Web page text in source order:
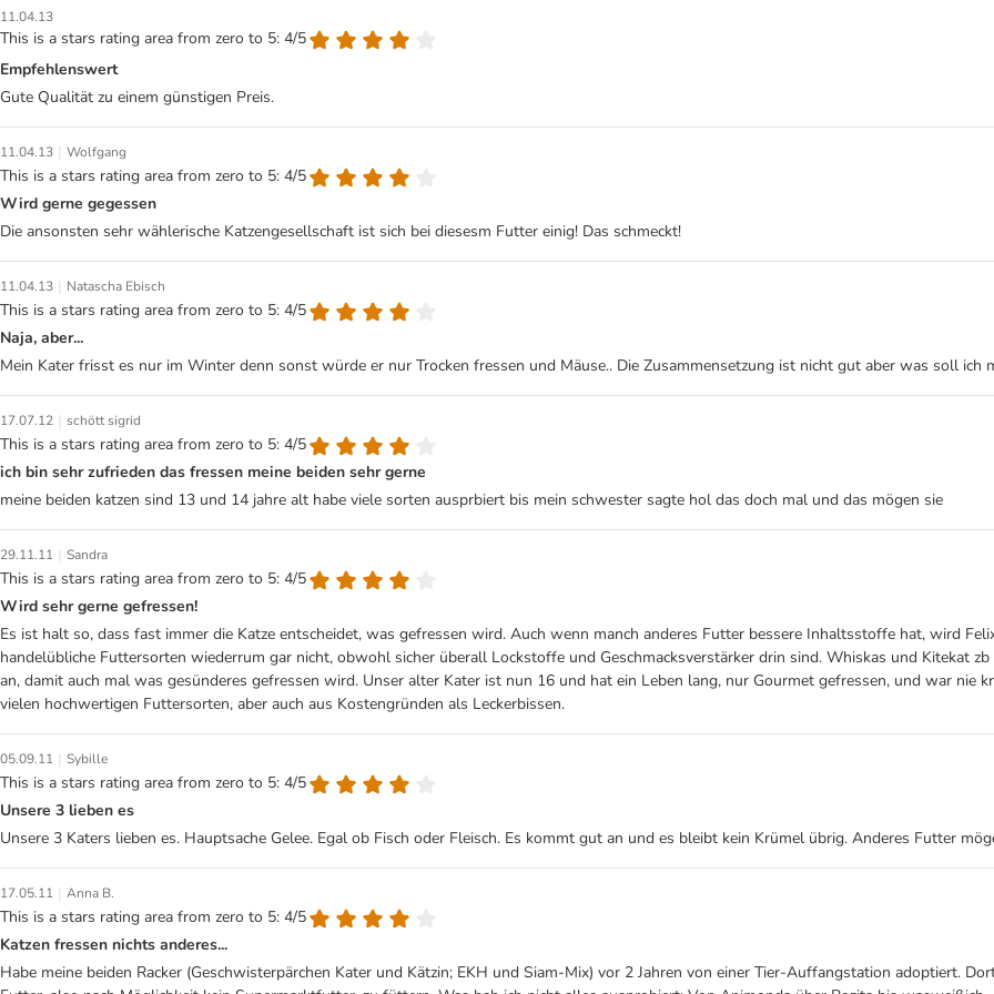
11.04.13
This is a stars rating area from zero to 5: 4/5
Empfehlenswert
Gute Qualität zu einem günstigen Preis.
11.04.13 | Wolfgang
This is a stars rating area from zero to 5: 4/5
Wird gerne gegessen
Die ansonsten sehr wählerische Katzengesellschaft ist sich bei diesesm Futter einig! Das schmeckt!
11.04.13 | Natascha Ebisch
This is a stars rating area from zero to 5: 4/5
Naja, aber...
Mein Kater frisst es nur im Winter denn sonst würde er nur Trocken fressen und Mäuse.. Die Zusammensetzung ist nicht gut aber was soll ich
17.07.12 | schött sigrid
This is a stars rating area from zero to 5: 4/5
ich bin sehr zufrieden das fressen meine beiden sehr gerne
meine beiden katzen sind 13 und 14 jahre alt habe viele sorten ausprbiert bis mein schwester sagte hol das doch mal und das mögen sie
29.11.11 | Sandra
This is a stars rating area from zero to 5: 4/5
Wird sehr gerne gefressen!
Es ist halt so, dass fast immer die Katze entscheidet, was gefressen wird. Auch wenn manch anderes Futter bessere Inhaltsstoffe hat, wird
handelübliche Futtersorten wiederrum gar nicht, obwohl sicher überall Lockstoffe und Geschmacksverstärker drin sind. Whiskas und Kitekat
an, damit auch mal was gesünderes gefressen wird. Unser alter Kater ist nun 16 und hat ein Leben lang, nur Gourmet gefressen, und war nie
vielen hochwertigen Futtersorten, aber auch aus Kostengründen als Leckerbissen.
05.09.11 | Sybille
This is a stars rating area from zero to 5: 4/5
Unsere 3 lieben es
Unsere 3 Katers lieben es. Hauptsache Gelee. Egal ob Fisch oder Fleisch. Es kommt gut an und es bleibt kein Krümel übrig. Anderes Futter
17.05.11 | Anna B.
This is a stars rating area from zero to 5: 4/5
Katzen fressen nichts anderes...
Habe meine beiden Racker (Geschwisterpärchen Kater und Kätzin; EKH und Siam-Mix) vor 2 Jahren von einer Tier-Auffangstation adoptiert.